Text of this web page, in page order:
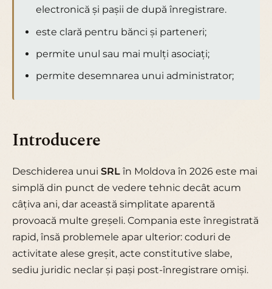
electronică și pașii de după înregistrare.
este clară pentru bănci și parteneri;
permite unul sau mai mulți asociați;
permite desemnarea unui administrator;
Introducere
Deschiderea unui SRL în Moldova în 2026 este mai
simplă din punct de vedere tehnic decât acum
câțiva ani, dar această simplitate aparentă
provoacă multe greșeli. Compania este înregistrată
rapid, însă problemele apar ulterior: coduri de
activitate alese greșit, acte constitutive slabe,
sediu juridic neclar și pași post-înregistrare omişi.